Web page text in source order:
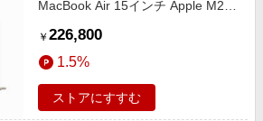
MacBook Air 15インチ Apple M2チ
リ 16GB 8コアCPUと10コアGPU
］ スターライト MQKU3JACTO
￥ 226,800
1.5%
ストアにすすむ